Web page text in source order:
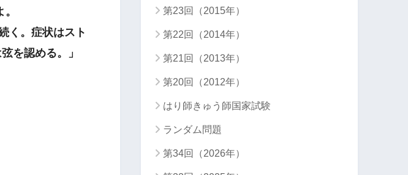
く。症状はスト
を認める。」
第23回（2015年）
第22回（2014年）
第21回（2013年）
第20回（2012年）
はり師きゅう師国家試験
ランダム問題
第34回（2026年）